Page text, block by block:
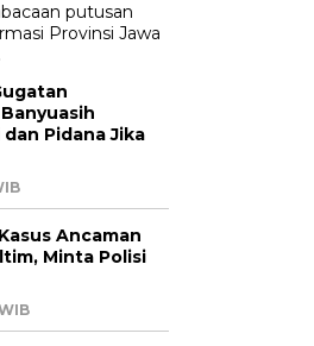
Pidana Jika
Ancaman
Minta Polisi